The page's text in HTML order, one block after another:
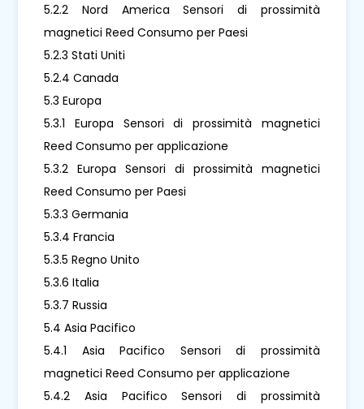
5.2.2 Nord America Sensori di prossimità
magnetici Reed Consumo per Paesi
5.2.3 Stati Uniti
5.2.4 Canada
5.3 Europa
5.3.1 Europa Sensori di prossimità magnetici
Reed Consumo per applicazione
5.3.2 Europa Sensori di prossimità magnetici
Reed Consumo per Paesi
5.3.3 Germania
5.3.4 Francia
5.3.5 Regno Unito
5.3.6 Italia
5.3.7 Russia
5.4 Asia Pacifico
5.4.1 Asia Pacifico Sensori di prossimità
magnetici Reed Consumo per applicazione
5.4.2 Asia Pacifico Sensori di prossimità